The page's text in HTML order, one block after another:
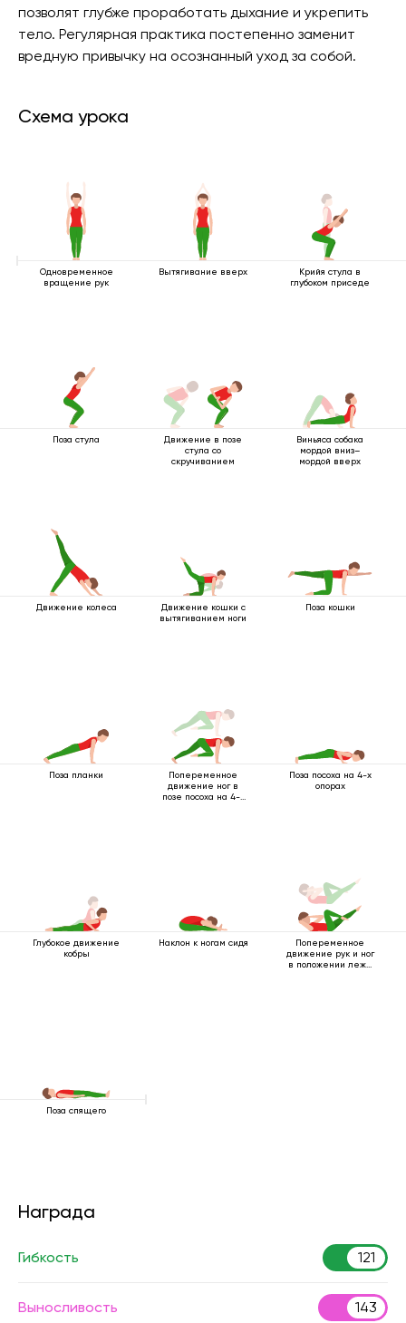
позволят глубже проработать дыхание и укрепить
тело. Регулярная практика постепенно заменит
вредную привычку на осознанный уход за собой.
Схема урока
Одновременное
вращение рук
Вытягивание вверх
Крийя стула в
глубоком приседе
Поза стула
Движение в позе
стула со
скручиванием
Виньяса собака
мордой вниз–
мордой вверх
Движение колеса
Движение кошки с
вытягиванием ноги
Поза кошки
Поза планки
Попеременное
движение ног в
позе посоха на 4-х
Поза посоха на 4-х
опорах
Глубокое движение
кобры
Наклон к ногам сидя
Попеременное
движение рук и ног
в положении лежа
Поза спящего
Награда
Гибкость 121
Выносливость 143